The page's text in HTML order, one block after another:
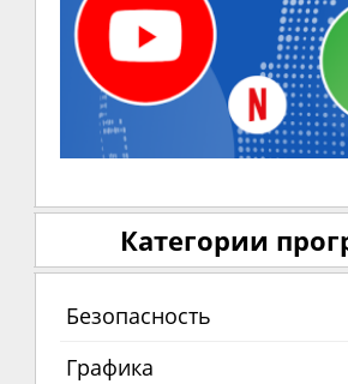
Категории
Безопасность
Графика